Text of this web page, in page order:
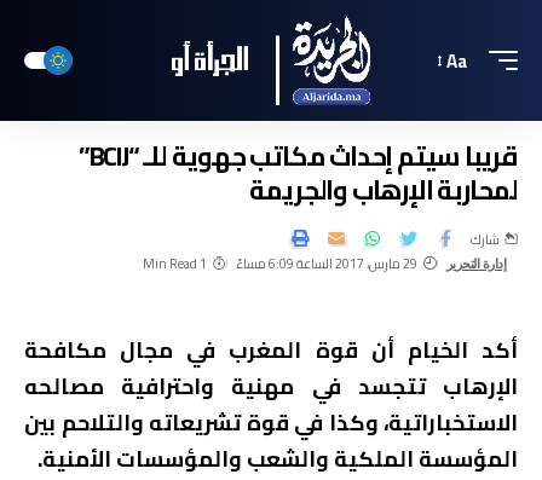
Aa
قريبا سيتم إحداث مكاتب جهوية للـ “BCIJ”
لمحاربة الإرهاب والجريمة
إدارة التحرير 29 مارس، 2017 الساعة 6:09 مساءً 1 Min Read
شارك
أكد الخيام أن قوة المغرب في مجال مكافحة
الإرهاب تتجسد في مهنية واحترافية مصالحه
الاستخباراتية، وكذا في قوة تشريعاته والتلاحم بين
المؤسسة الملكية والشعب والمؤسسات الأمنية.